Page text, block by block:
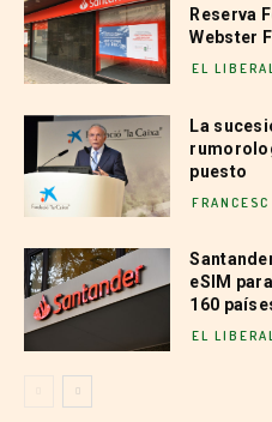
Reserva
Webster
EL
La
puesto
eSIM
160
EL